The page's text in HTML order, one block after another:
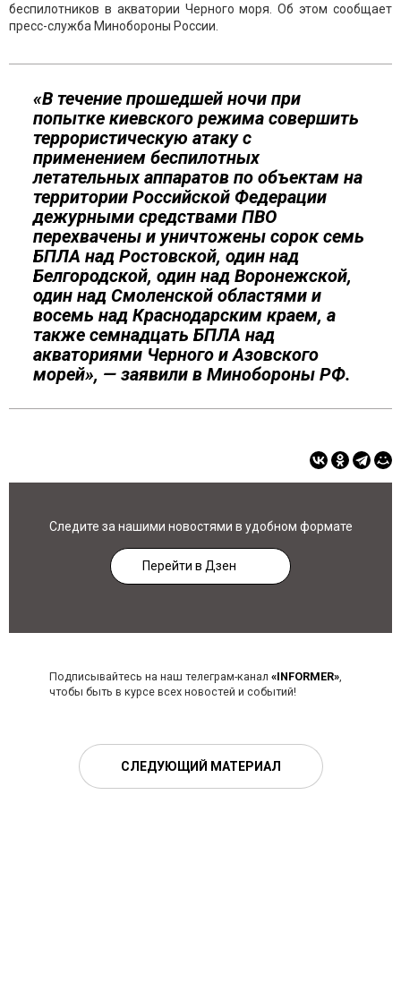
беспилотников в акватории Черного моря. Об этом сообщает
пресс-служба Минобороны России.
«В течение прошедшей ночи при
попытке киевского режима совершить
террористическую атаку с
применением беспилотных
летательных аппаратов по объектам на
территории Российской Федерации
дежурными средствами ПВО
перехвачены и уничтожены сорок семь
БПЛА над Ростовской, один над
Белгородской, один над Воронежской,
один над Смоленской областями и
восемь над Краснодарским краем, а
также семнадцать БПЛА над
акваториями Черного и Азовского
морей», — заявили в Минобороны РФ.
Следите за нашими новостями в удобном формате
Перейти в Дзен
Подписывайтесь на наш телеграм-канал «INFORMER»,
чтобы быть в курсе всех новостей и событий!
СЛЕДУЮЩИЙ МАТЕРИАЛ